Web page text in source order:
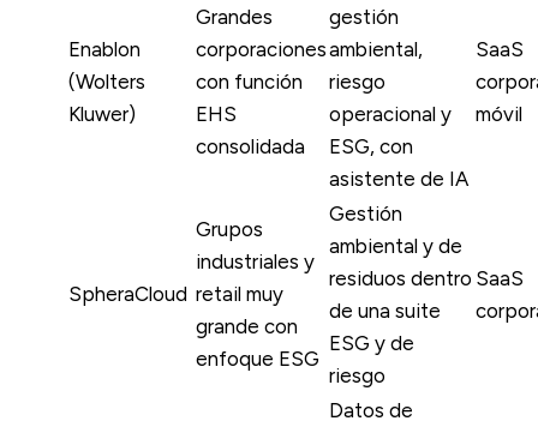
Enablon
(Wolters
Kluwer)
Grandes
corporaciones
con función
EHS
consolidada
gestión
ambiental,
riesgo
operacional y
ESG, con
asistente de IA
SaaS
móvil
SpheraCloud
Grupos
industriales y
retail muy
grande con
enfoque ESG
Gestión
ambiental y de
residuos dentro
de una suite
ESG y de
riesgo
SaaS
Datos de